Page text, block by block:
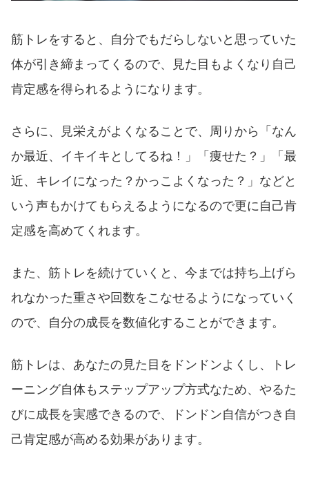
筋トレをすると、自分でもだらしないと思っていた
体が引き締まってくるので、見た目もよくなり自己
肯定感を得られるようになります。
さらに、見栄えがよくなることで、周りから「なん
か最近、イキイキとしてるね！」「痩せた？」「最
近、キレイになった？かっこよくなった？」などと
いう声もかけてもらえるようになるので更に自己肯
定感を高めてくれます。
また、筋トレを続けていくと、今までは持ち上げら
れなかった重さや回数をこなせるようになっていく
ので、自分の成長を数値化することができます。
筋トレは、あなたの見た目をドンドンよくし、トレ
ーニング自体もステップアップ方式なため、やるた
びに成長を実感できるので、ドンドン自信がつき自
己肯定感が高める効果があります。